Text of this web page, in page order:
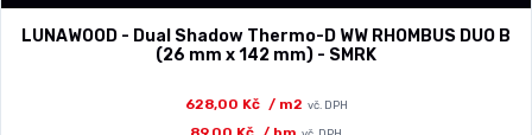
LUNAWOOD - Dual Shadow Thermo-D WW RHOMBUS DUO B
(26 mm x 142 mm) - SMRK
628,00 Kč / m2 vč. DPH